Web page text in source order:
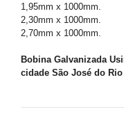
1,95mm x 1000mm.
2,30mm x 1000mm.
2,70mm x 1000mm.
Bobina Galvanizada
cidade São José do Rio